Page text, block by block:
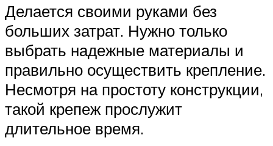
Делается своими руками без
больших затрат. Нужно только
выбрать надежные материалы и
правильно осуществить крепление.
Несмотря на простоту конструкции,
такой крепеж прослужит
длительное время.